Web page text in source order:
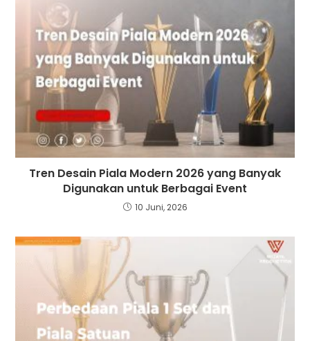
Tren Desain Piala Modern 2026 yang Banyak
Digunakan untuk Berbagai Event
10 Juni, 2026